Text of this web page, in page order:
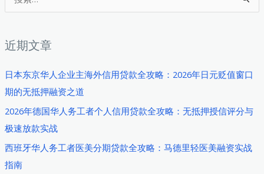
索
近期文章
日本东京华人企业主海外信用贷款全攻略：2026年日元贬值窗口
期的无抵押融资之道
2026年德国华人务工者个人信用贷款全攻略：无抵押授信评分与
极速放款实战
西班牙华人务工者医美分期贷款全攻略：马德里轻医美融资实战
指南
学
中
国
留
生
个
人
贷